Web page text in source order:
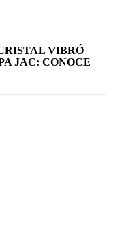
VIBRÓ
JAC: CONOCE